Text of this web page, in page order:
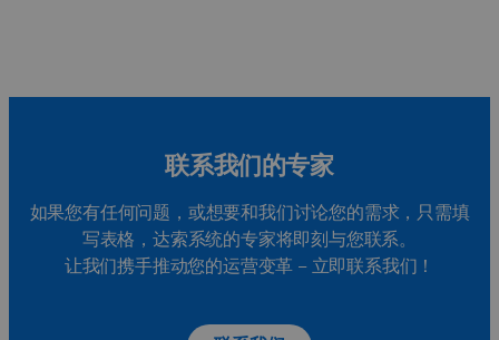
联系我们的专家
如果您有任何问题，或想要和我们讨论您的需求，只需填
写表格，达索系统的专家将即刻与您联系。
让我们携手推动您的运营变革 – 立即联系我们！